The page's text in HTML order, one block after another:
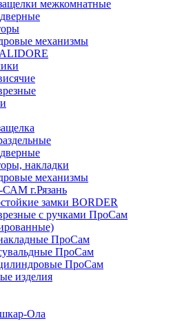
межкомнатные
механизмы
накладки
механизмы
г.Рязань
замки BORDER
с ручками ПроСам
ПроСам
ПроСам
ПроСам
изделия
Ола